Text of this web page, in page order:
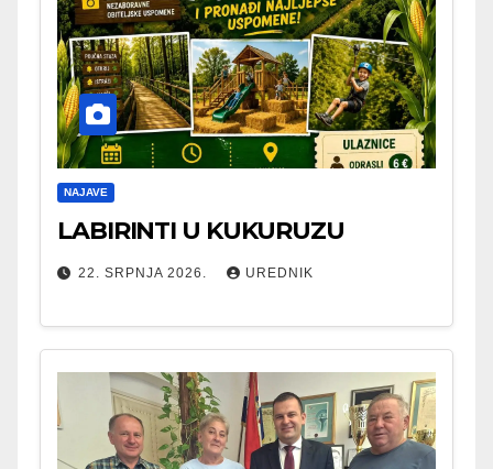
NAJAVE
LABIRINTI U KUKURUZU
22. SRPNJA 2026. UREDNIK